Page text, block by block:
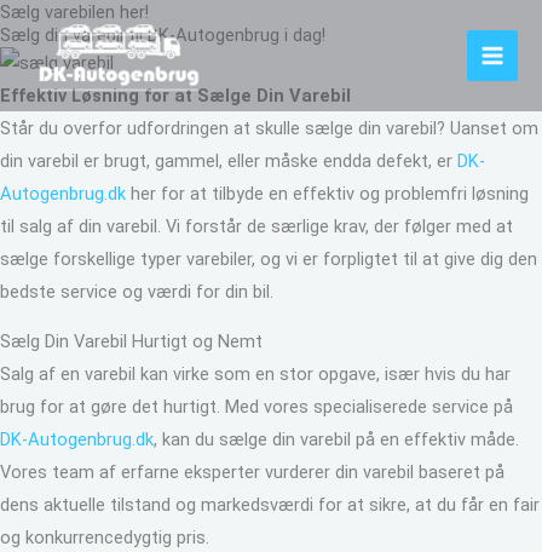
Gå
til
indholdet
Sælg varebilen her!
Sælg din varebil til DK-Autogenbrug i dag!
Effektiv Løsning for at Sælge Din Varebil
Står du overfor udfordringen at skulle sælge din varebil? Uanset om
din varebil er brugt, gammel, eller måske endda defekt, er DK-
Autogenbrug.dk her for at tilbyde en effektiv og problemfri løsning
til salg af din varebil. Vi forstår de særlige krav, der følger med at
sælge forskellige typer varebiler, og vi er forpligtet til at give dig den
bedste service og værdi for din bil.
Sælg Din Varebil Hurtigt og Nemt
Salg af en varebil kan virke som en stor opgave, især hvis du har
brug for at gøre det hurtigt. Med vores specialiserede service på
DK-Autogenbrug.dk, kan du sælge din varebil på en effektiv måde.
Vores team af erfarne eksperter vurderer din varebil baseret på
dens aktuelle tilstand og markedsværdi for at sikre, at du får en fair
og konkurrencedygtig pris.